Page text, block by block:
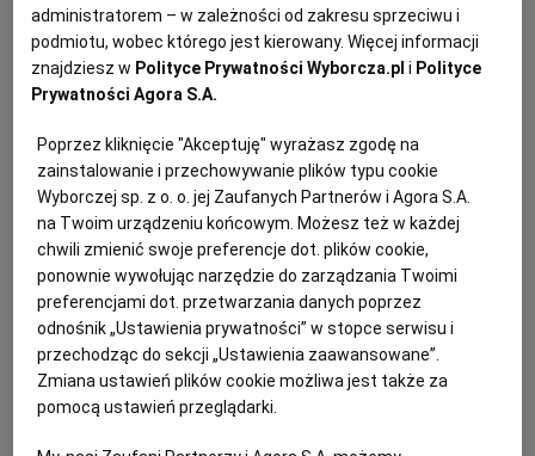
Pomysł głupi, bałagan pewny
Wczoraj w "Gazecie" pisaliśmy o zakazie przyjmowania kopii
dokumentów kandydatów do gimnazjum. Wydając takie zalecenie
dyrektorom, wydział edukacji krakowskiego magistratu ma
nadzieję, że uda się uniknąć bałaganu, jaki zapanuje, gdy część
uczniów będzie składać aplikacje do kilku gimnazjów i - co
prawdopodobne, bo rzecz dotyczy głównie najlepszych uczniów -
wszędzie zostanie przyjęta. Co wtedy? Będą musieli zdecydować
się na jedną ze szkół, przez co w innych pozostaną w postaci
"wirtualnej".
WINNY CZY NIE?
Norweski nastolatek Jon Johansen, który wsławił się złamaniem
zabezpieczeń formatu DVD stanie najprawdopodobniej przed
sądem w Norwegii. Grozi mu od roku do dziesięciu lat więzienia
za czyn, który w wielu krajach, w tym również w USA,
administratorem – w zależności od zakresu sprzeciwu i
podmiotu, wobec którego jest kierowany. Więcej informacji
znajdziesz w Polityce Prywatności Wyborcza.pl i Polityce
Prywatności Agora S.A.
Poprzez kliknięcie "Akceptuję" wyrażasz zgodę na
zainstalowanie i przechowywanie plików typu cookie
Wyborczej sp. z o. o. jej Zaufanych Partnerów i Agora S.A.
na Twoim urządzeniu końcowym. Możesz też w każdej
chwili zmienić swoje preferencje dot. plików cookie,
ponownie wywołując narzędzie do zarządzania Twoimi
preferencjami dot. przetwarzania danych poprzez
odnośnik „Ustawienia prywatności” w stopce serwisu i
przechodząc do sekcji „Ustawienia zaawansowane”.
Zmiana ustawień plików cookie możliwa jest także za
pomocą ustawień przeglądarki.